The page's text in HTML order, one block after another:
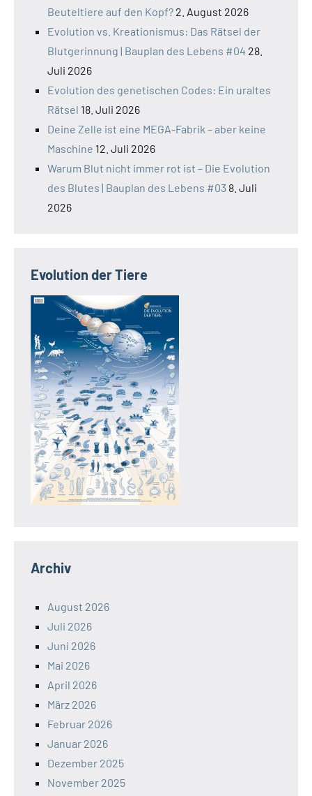
Beuteltiere auf den Kopf? 2. August 2026
Evolution vs. Kreationismus: Das Rätsel der
Blutgerinnung | Bauplan des Lebens #04 28.
Juli 2026
Evolution des genetischen Codes: Ein uraltes
Rätsel 18. Juli 2026
Deine Zelle ist eine MEGA-Fabrik – aber keine
Maschine 12. Juli 2026
Warum Blut nicht immer rot ist – Die Evolution
des Blutes | Bauplan des Lebens #03 8. Juli
2026
Evolution der Tiere
Archiv
August 2026
Juli 2026
Juni 2026
Mai 2026
April 2026
März 2026
Februar 2026
Januar 2026
Dezember 2025
November 2025